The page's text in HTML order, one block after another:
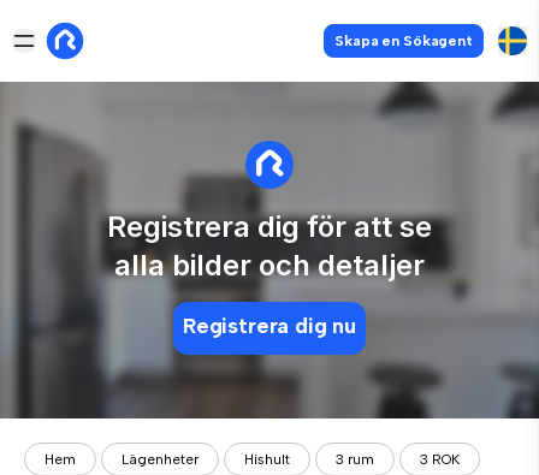
Skapa en Sökagent
Registrera dig för att se
alla bilder och detaljer
Registrera dig nu
Hem Lägenheter Hishult 3 rum 3 ROK